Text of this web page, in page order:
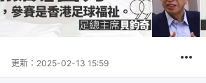
更新： 2025-02-13 15:59